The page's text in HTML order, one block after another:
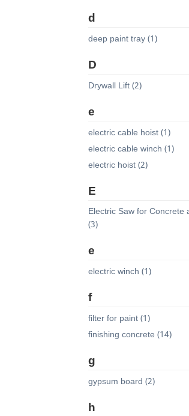
d
deep paint tray (1)
D
Drywall Lift (2)
e
electric cable hoist (1)
electric cable winch (1)
electric hoist (2)
E
Electric Saw for Concrete
(3)
e
electric winch (1)
f
filter for paint (1)
finishing concrete (14)
g
gypsum board (2)
h